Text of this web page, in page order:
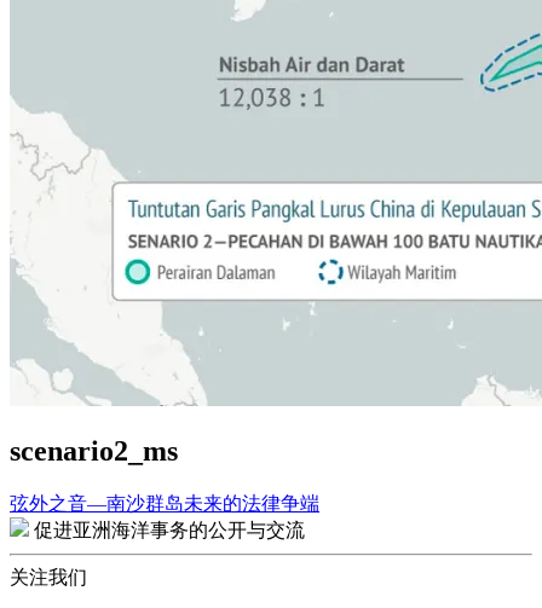
scenario2_ms
文
章
导
弦外之音—南沙群岛未来的法律争端
促进亚洲海洋事务的公开与交流
关注我们